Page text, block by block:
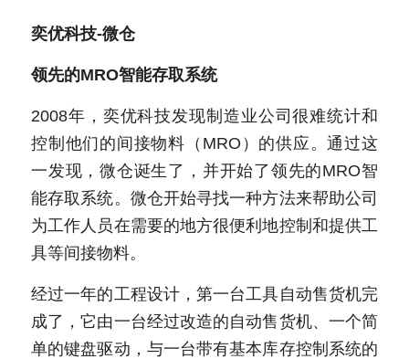
奕优科技-微仓
领先的MRO智能存取系统
2008年，奕优科技发现制造业公司很难统计和
控制他们的间接物料（MRO）的供应。通过这
一发现，微仓诞生了，并开始了领先的MRO智
能存取系统。微仓开始寻找一种方法来帮助公司
为工作人员在需要的地方很便利地控制和提供工
具等间接物料。
经过一年的工程设计，第一台工具自动售货机完
成了，它由一台经过改造的自动售货机、一个简
单的键盘驱动，与一台带有基本库存控制系统的